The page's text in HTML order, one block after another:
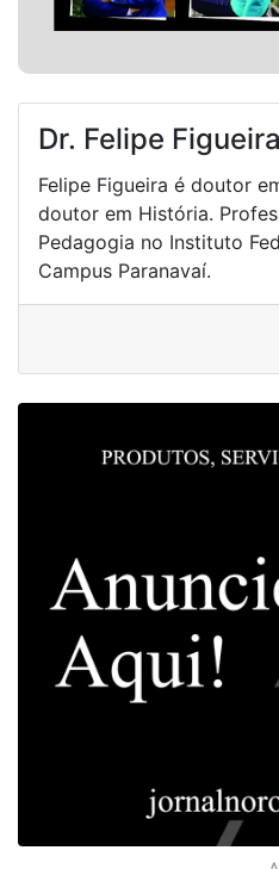
Dr. Felipe Figueira
Felipe Figueira é doutor
doutor em História.
Pedagogia no Instituto
Campus Paranavaí.